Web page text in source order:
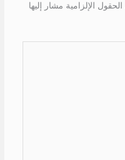
الحقول الإلزامية مشار إليها